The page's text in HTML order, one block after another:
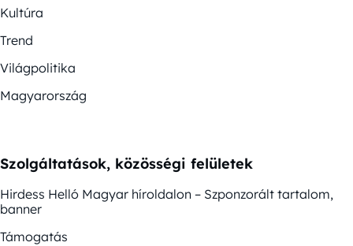
Kultúra
Trend
Világpolitika
Magyarország
Szolgáltatások, közösségi felületek
Hirdess Helló Magyar híroldalon – Szponzorált tartalom,
banner
Támogatás